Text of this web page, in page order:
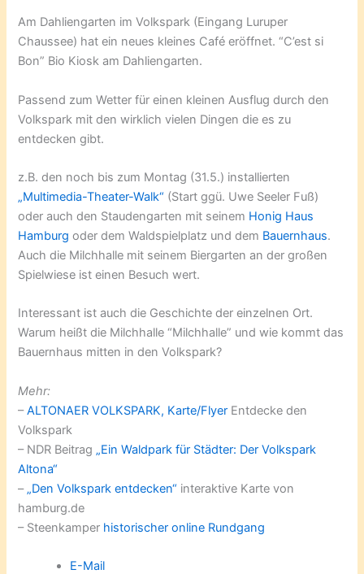
Am Dahliengarten im Volkspark (Eingang Luruper
Chaussee) hat ein neues kleines Café eröffnet. “C’est si
Bon” Bio Kiosk am Dahliengarten.
Passend zum Wetter für einen kleinen Ausflug durch den
Volkspark mit den wirklich vielen Dingen die es zu
entdecken gibt.
z.B. den noch bis zum Montag (31.5.) installierten
„Multimedia-Theater-Walk“ (Start ggü. Uwe Seeler Fuß)
oder auch den Staudengarten mit seinem Honig Haus
Hamburg oder dem Waldspielplatz und dem Bauernhaus.
Auch die Milchhalle mit seinem Biergarten an der großen
Spielwiese ist einen Besuch wert.
Interessant ist auch die Geschichte der einzelnen Ort.
Warum heißt die Milchhalle “Milchhalle” und wie kommt das
Bauernhaus mitten in den Volkspark?
Mehr:
–ALTONAER VOLKSPARK, Karte/Flyer Entdecke den
Volkspark
– NDR Beitrag „Ein Waldpark für Städter: Der Volkspark
Altona“
– „Den Volkspark entdecken“ interaktive Karte von
hamburg.de
– Steenkamper historischer online Rundgang
E-Mail